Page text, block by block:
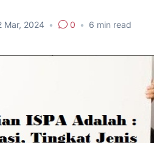
Mar, 2024 • 0 • 6 min read